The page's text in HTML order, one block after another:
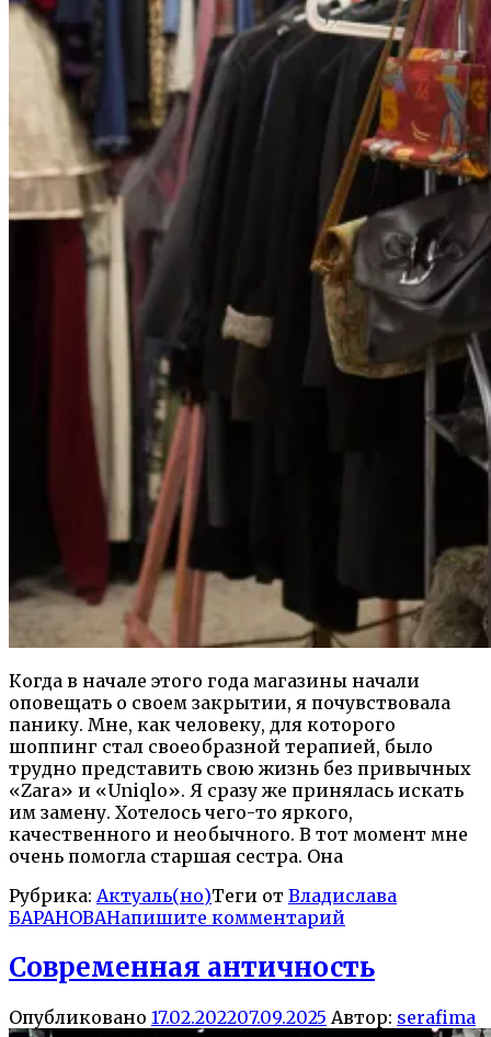
Когда в начале этого года магазины начали
оповещать о своем закрытии, я почувствовала
панику. Мне, как человеку, для которого
шоппинг стал своеобразной терапией, было
трудно представить свою жизнь без привычных
«Zara» и «Uniqlo». Я сразу же принялась искать
им замену. Хотелось чего-то яркого,
качественного и необычного. В тот момент мне
очень помогла старшая сестра. Она
Рубрика: Актуаль(но)Теги от Владислава
БАРАНОВАНапишите комментарий
Современная античность
Опубликовано 17.02.202207.09.2025 Автор: serafima